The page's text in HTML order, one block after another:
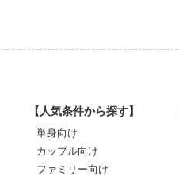
【人気条件から探す】
単身向け
カップル向け
ファミリー向け